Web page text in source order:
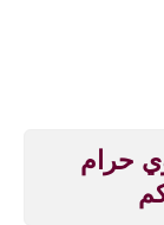
حرام